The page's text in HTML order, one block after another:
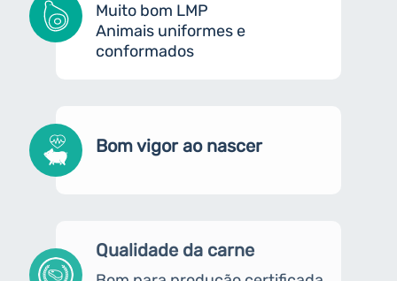
Muito bom LMP
Animais uniformes e
conformados
Bom vigor ao nascer
Qualidade da carne